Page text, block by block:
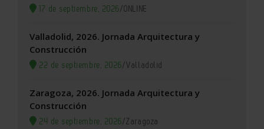
17 de septiembre, 2026/ONLINE
Valladolid, 2026. Jornada Arquitectura y
Construcción
22 de septiembre, 2026/Valladolid
Zaragoza, 2026. Jornada Arquitectura y
Construcción
24 de septiembre, 2026/Zaragoza